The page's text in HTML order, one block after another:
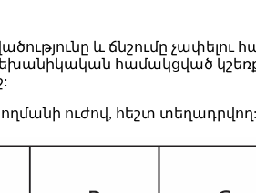
և ճնշումը
համակցված
ուժով, հեշտ տեղադրվող: